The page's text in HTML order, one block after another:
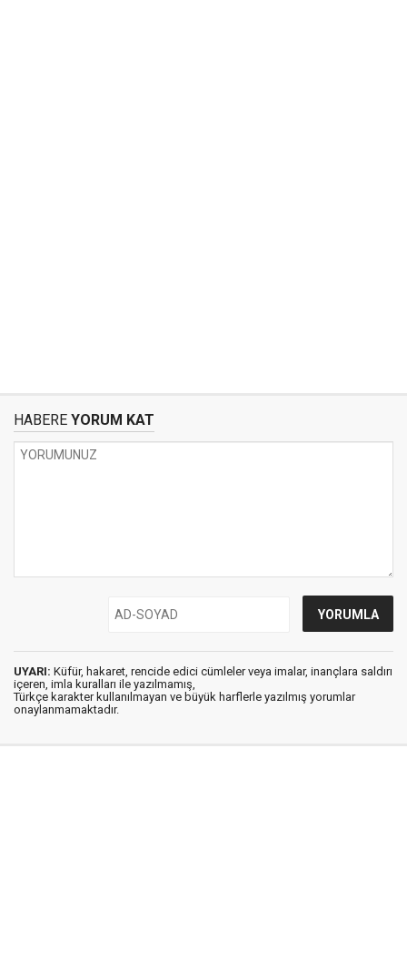
HABERE YORUM KAT
UYARI: Küfür, hakaret, rencide edici cümleler veya imalar, inançlara saldırı
içeren, imla kuralları ile yazılmamış,
Türkçe karakter kullanılmayan ve büyük harflerle yazılmış yorumlar
onaylanmamaktadır.